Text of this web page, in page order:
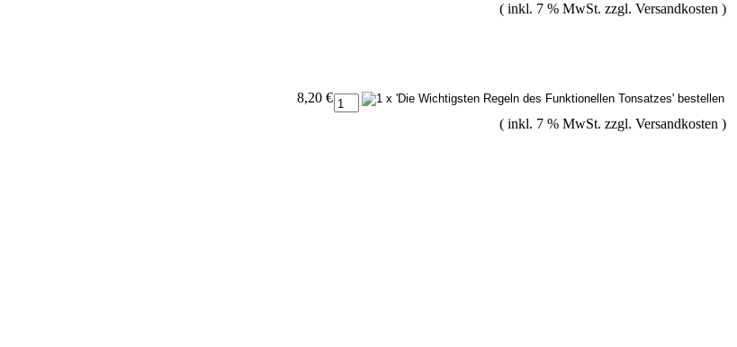
( inkl. 7 % MwSt. zzgl. Versandkosten )
8,20 €
( inkl. 7 % MwSt. zzgl. Versandkosten )